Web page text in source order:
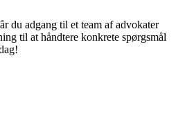
du adgang til et team af advokater
til at håndtere konkrete spørgsmål